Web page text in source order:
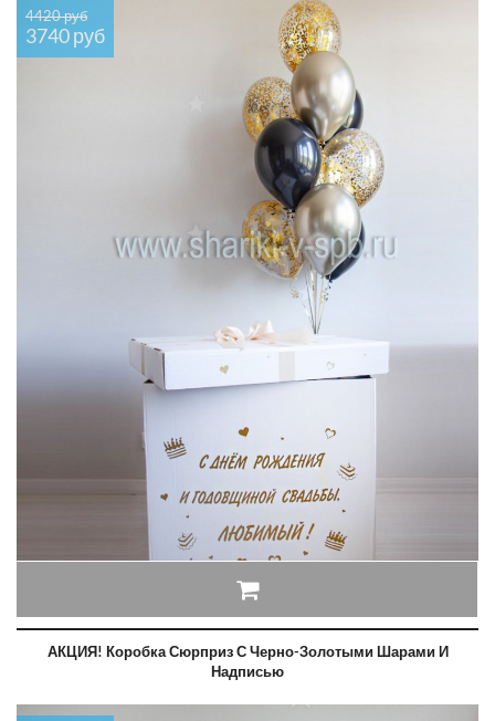
4420 руб
3740 руб
АКЦИЯ! Коробка Сюрприз С Черно-Золотыми Шарами И
Надписью